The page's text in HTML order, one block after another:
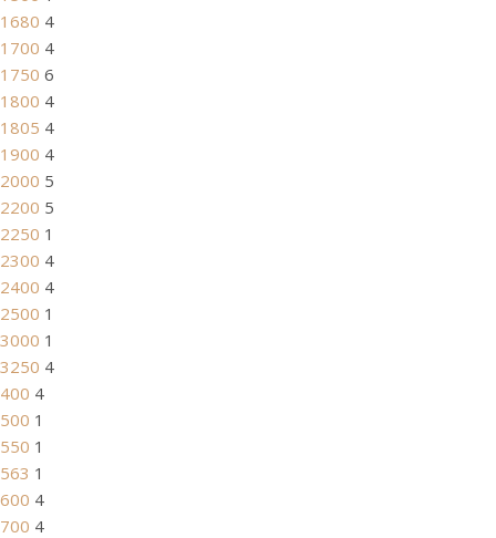
1680 4
1700 4
1750 6
1800 4
1805 4
1900 4
2000 5
2200 5
2250 1
2300 4
2400 4
2500 1
3000 1
3250 4
400 4
500 1
550 1
563 1
600 4
700 4